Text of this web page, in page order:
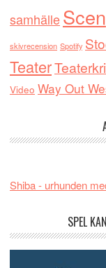
samhälleScen
skivrecension Spotify
Teater
Video Way Out
Shiba - urhunden
SPEL